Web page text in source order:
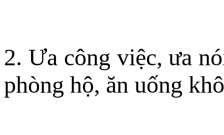
2. Ưa công việc, ưa
phòng hộ, ăn uống